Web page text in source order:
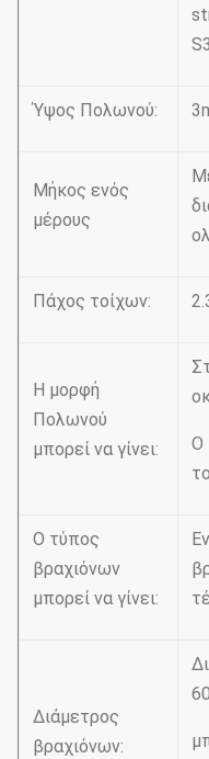
Ύψος Πολωνού:
Μήκος ενός
μέρους
Πάχος τοίχων:
Η μορφή
Πολωνού
μπορεί να γίνει:
Ο
Ο τύπος
βραχιόνων
μπορεί να γίνει:
Διάμετρος
βραχιόνων: